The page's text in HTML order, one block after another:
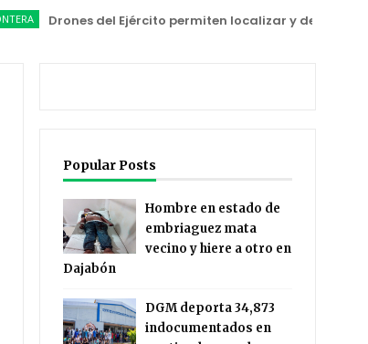
Drones del Ejército permiten localizar y detener a
Popular Posts
Hombre en estado de
embriaguez mata
vecino y hiere a otro en
Dajabón
DGM deporta 34,873
indocumentados en